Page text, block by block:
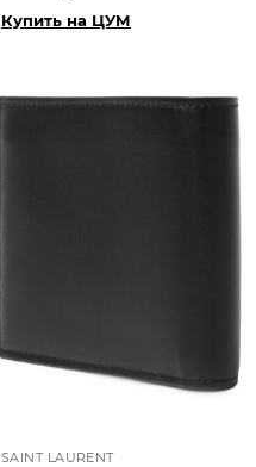
Купить на ЦУМ
SAINT LAURENT